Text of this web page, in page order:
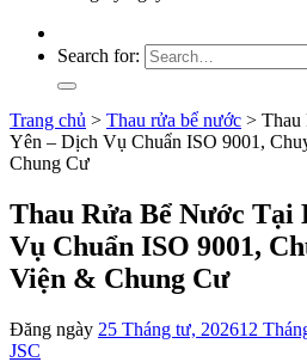
Search for:
Trang chủ > Thau rửa bể nước > Thau
Yên – Dịch Vụ Chuẩn ISO 9001,
Chung Cư
Thau Rửa Bể Nước Tại
Vụ Chuẩn ISO 9001,
Viện & Chung Cư
Đăng ngày 25 Tháng tư, 202612
JSC